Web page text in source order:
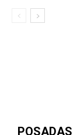
POSADAS